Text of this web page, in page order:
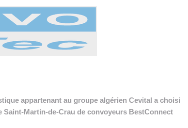
SOCIÉTÉappartenant au groupe algérien Cevital a choisi
Saint-Martin-de-Crau de convoyeurs BestConnect